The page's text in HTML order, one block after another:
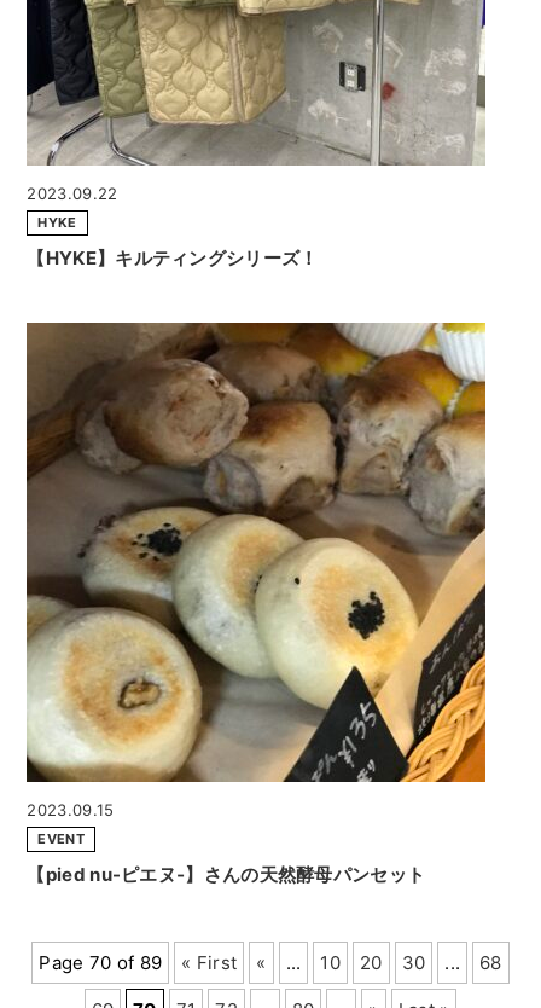
2023.09.22
HYKE
【HYKE】キルティングシリーズ！
2023.09.15
EVENT
【pied nu-ピエヌ‐】さんの天然酵母パンセット
Page 70 of 89 « First « ... 10 20 30 ... 68